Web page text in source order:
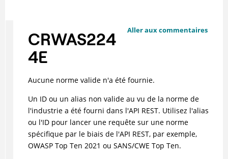
Aller aux commentaires
CRWAS224
4E
Aucune norme valide n'a été fournie.
Un ID ou un alias non valide au vu de la norme de
l'industrie a été fourni dans l'API REST. Utilisez l'alias
ou l'ID pour lancer une requête sur une norme
spécifique par le biais de l'API REST, par exemple,
OWASP Top Ten 2021 ou SANS/CWE Top Ten.